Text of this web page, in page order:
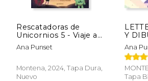
15%
dcto. $ 5.94
Rescatadoras de
Unicornios 5 - Viaje al
País de los Vampiros:
Del Universo de
Ana Punset
Montena, 2024, Tapa Dura,
Nuevo
Y
Ana
Tapa